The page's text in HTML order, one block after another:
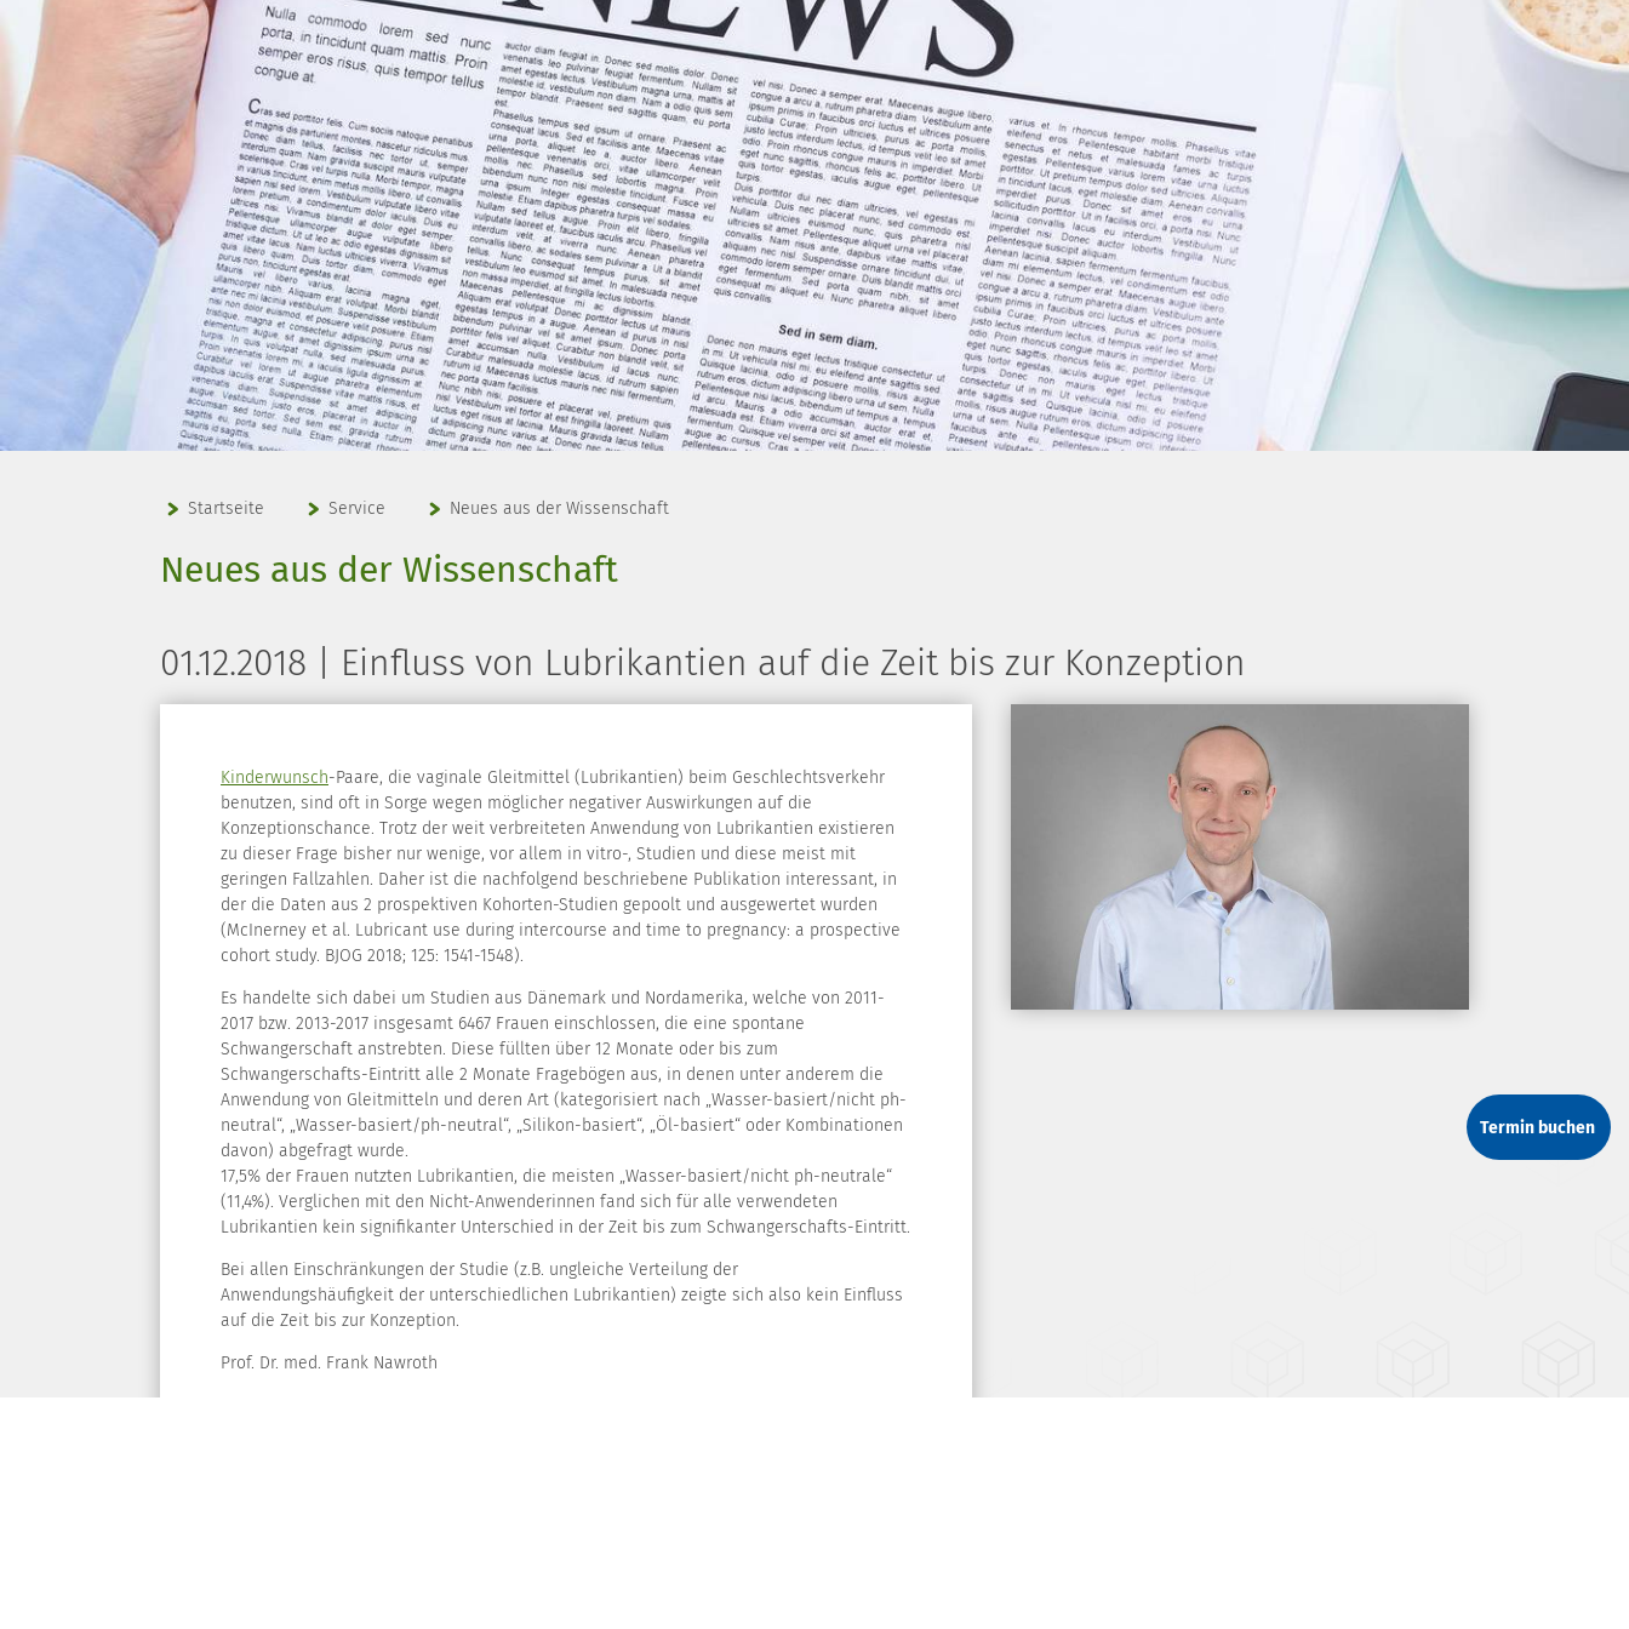
Startseite Service Neues aus der Wissenschaft
Neues aus der Wissenschaft
01.12.2018 | Einfluss von Lubrikantien auf die Zeit bis zur Konzeption
Kinderwunsch-Paare, die vaginale Gleitmittel (Lubrikantien) beim Geschlechtsverkehr
benutzen, sind oft in Sorge wegen möglicher negativer Auswirkungen auf die
Konzeptionschance. Trotz der weit verbreiteten Anwendung von Lubrikantien existieren
zu dieser Frage bisher nur wenige, vor allem in vitro-, Studien und diese meist mit
geringen Fallzahlen. Daher ist die nachfolgend beschriebene Publikation interessant, in
der die Daten aus 2 prospektiven Kohorten-Studien gepoolt und ausgewertet wurden
(McInerney et al. Lubricant use during intercourse and time to pregnancy: a prospective
cohort study. BJOG 2018; 125: 1541-1548).
Es handelte sich dabei um Studien aus Dänemark und Nordamerika, welche von 2011-
2017 bzw. 2013-2017 insgesamt 6467 Frauen einschlossen, die eine spontane
Schwangerschaft anstrebten. Diese füllten über 12 Monate oder bis zum
Schwangerschafts-Eintritt alle 2 Monate Fragebögen aus, in denen unter anderem die
Anwendung von Gleitmitteln und deren Art (kategorisiert nach „Wasser-basiert/nicht ph-
neutral“, „Wasser-basiert/ph-neutral“, „Silikon-basiert“, „Öl-basiert“ oder Kombinationen
davon) abgefragt wurde.
17,5% der Frauen nutzten Lubrikantien, die meisten „Wasser-basiert/nicht ph-neutrale“
(11,4%). Verglichen mit den Nicht-Anwenderinnen fand sich für alle verwendeten
Lubrikantien kein signifikanter Unterschied in der Zeit bis zum Schwangerschafts-Eintritt.
Bei allen Einschränkungen der Studie (z.B. ungleiche Verteilung der
Anwendungshäufigkeit der unterschiedlichen Lubrikantien) zeigte sich also kein Einfluss
auf die Zeit bis zur Konzeption.
Prof. Dr. med. Frank Nawroth
Termin buchen